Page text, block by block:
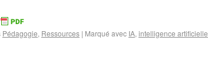
Pédagogie, Ressources | Marqué avec IA, intelligence artificielle